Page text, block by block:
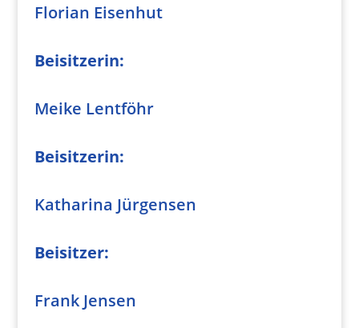
Florian Eisenhut
Beisitzerin:
Meike Lentföhr
Beisitzerin:
Katharina Jürgensen
Beisitzer:
Frank Jensen